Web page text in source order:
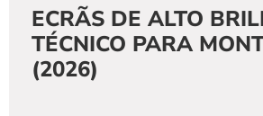
ECRÃS DE ALTO
TÉCNICO PARA
(2026)